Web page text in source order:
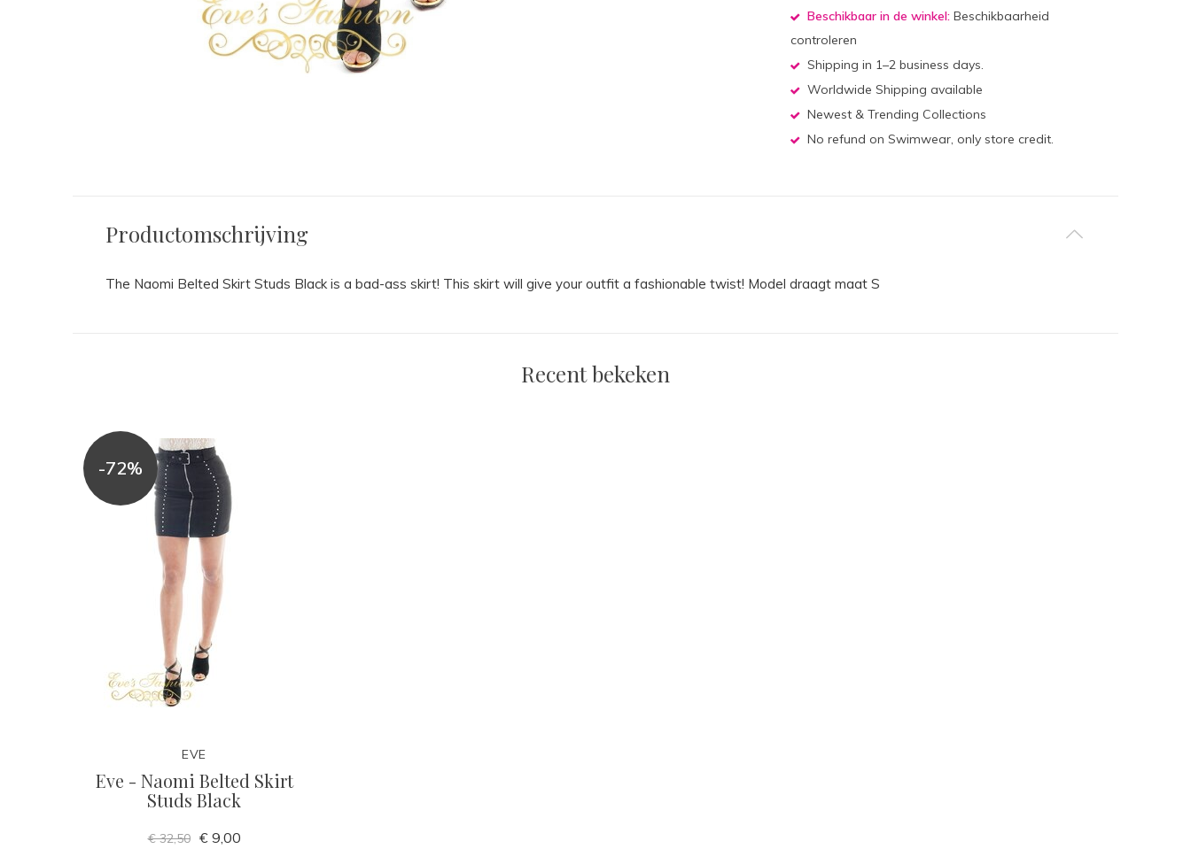
Beschikbaar in de winkel: Beschikbaarheid
controleren
Shipping in 1–2 business days.
Worldwide Shipping available
Newest & Trending Collections
No refund on Swimwear, only store credit.
Productomschrijving
The Naomi Belted Skirt Studs Black is a bad-ass skirt! This skirt will give your outfit a fashionable twist! Model draagt maat S
Recent bekeken
-72%
EVE
Eve - Naomi Belted Skirt
Studs Black
€ 32,50 € 9,00